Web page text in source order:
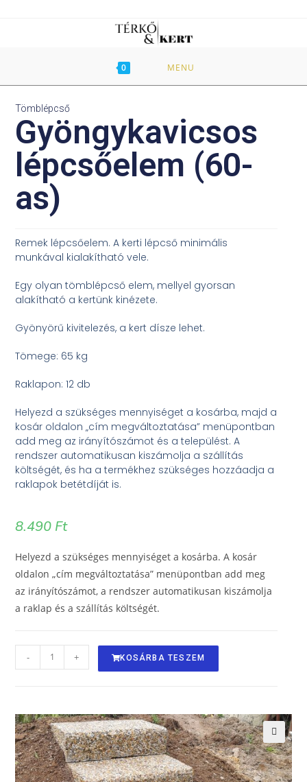
0 MENU
Tömblépcső
Gyöngykavicsos
lépcsőelem (60-
as)
Remek lépcsőelem. A kerti lépcső minimális
munkával kialakítható vele.
Egy olyan tömblépcső elem, mellyel gyorsan
alakítható a kertünk kinézete.
Gyönyörű kivitelezés, a kert dísze lehet.
Tömege: 65 kg
Raklapon: 12 db
Helyezd a szükséges mennyiséget a kosárba, majd a
kosár oldalon „cím megváltoztatása” menüpontban
add meg az irányítószámot és a települést. A
rendszer automatikusan kiszámolja a szállítás
költségét, és ha a termékhez szükséges hozzáadja a
raklapok betétdíját is.
8.490 Ft
Helyezd a szükséges mennyiséget a kosárba. A kosár
oldalon „cím megváltoztatása” menüpontban add meg
az irányítószámot, a rendszer automatikusan kiszámolja
a raklap és a szállítás költségét.
- + KOSÁRBA TESZEM